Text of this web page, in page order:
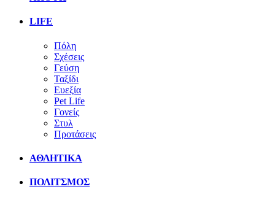
LIFE
Πόλη
Σχέσεις
Γεύση
Ταξίδι
Ευεξία
Pet Life
Γονείς
Στυλ
Προτάσεις
ΑΘΛΗΤΙΚΑ
ΠΟΛΙΤΣΜΟΣ